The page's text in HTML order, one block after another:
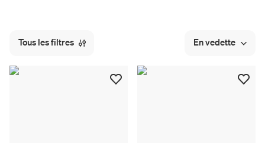
Tous les filtres En vedette